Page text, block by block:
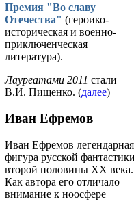
Премия "Во славу
Отечества" (героико-
историческая и военно-
приключенческая
литература).
Лауреатами 2011 стали
В.И. Пищенко. (далее)
Иван Ефремов
Иван Ефремов легендарная
фигура русской фантастики
второй половины ХХ века.
Как автора его отличало
внимание к ноосфере